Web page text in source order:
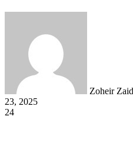
Zoheir Zaid
23, 2025
24